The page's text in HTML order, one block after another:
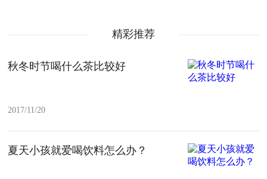
精彩推荐
秋冬时节喝什么茶比较好
2017/11/20
夏天小孩就爱喝饮料怎么办？